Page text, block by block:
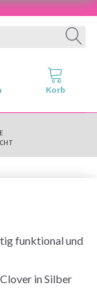
funktional und
in Silber